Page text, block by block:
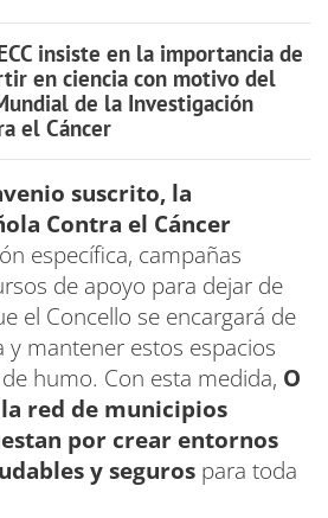
insiste en la importancia de
en ciencia con motivo del
de la Investigación
el Cáncer
suscrito, la
Contra el Cáncer
específica, campañas
de apoyo para dejar de
el Concello se encargará de
y mantener estos espacios
humo. Con esta medida, O
red de municipios
por crear entornos
y seguros para toda